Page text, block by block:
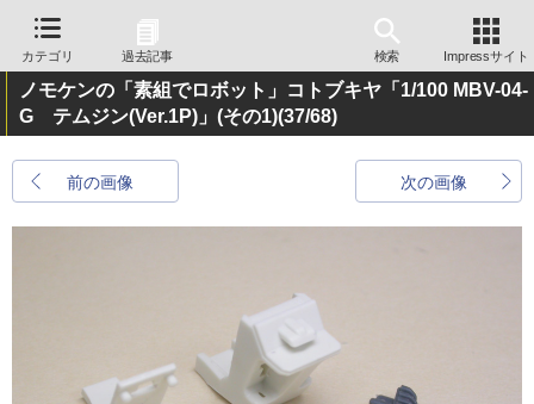
カテゴリ 過去記事 検索 Impressサイト
ノモケンの「素組でロボット」コトブキヤ「1/100 MBV-04-
G テムジン(Ver.1P)」(その1)(37/68)
前の画像 次の画像